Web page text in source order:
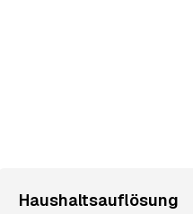
Haushaltsauflösung